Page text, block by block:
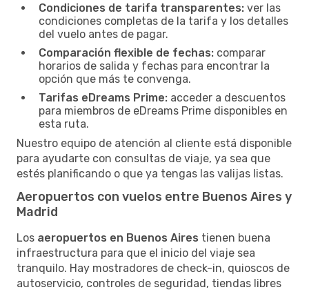
Condiciones de tarifa transparentes: ver las
condiciones completas de la tarifa y los detalles
del vuelo antes de pagar.
Comparación flexible de fechas: comparar
horarios de salida y fechas para encontrar la
opción que más te convenga.
Tarifas eDreams Prime: acceder a descuentos
para miembros de eDreams Prime disponibles en
esta ruta.
Nuestro equipo de atención al cliente está disponible
para ayudarte con consultas de viaje, ya sea que
estés planificando o que ya tengas las valijas listas.
Aeropuertos con vuelos entre Buenos Aires y
Madrid
Los aeropuertos en Buenos Aires tienen buena
infraestructura para que el inicio del viaje sea
tranquilo. Hay mostradores de check-in, quioscos de
autoservicio, controles de seguridad, tiendas libres